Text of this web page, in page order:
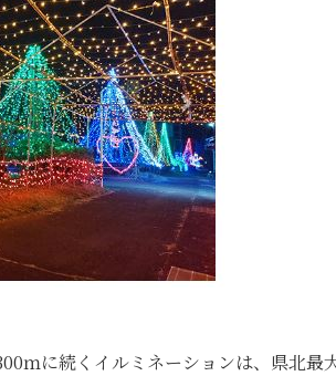
ｍに続くイルミネーションは、県北最